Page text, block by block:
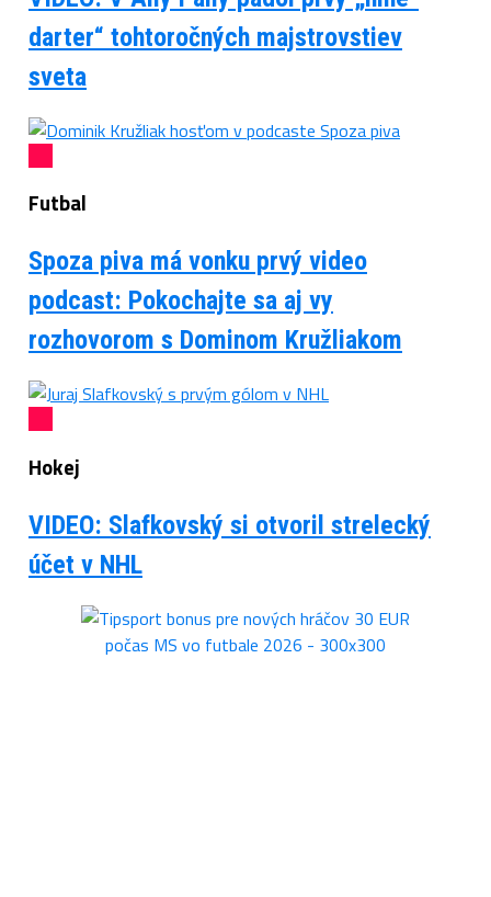
darter“ tohtoročných majstrovstiev
sveta
Futbal
Spoza piva má vonku prvý video
podcast: Pokochajte sa aj vy
rozhovorom s Dominom Kružliakom
Hokej
VIDEO: Slafkovský si otvoril strelecký
účet v NHL